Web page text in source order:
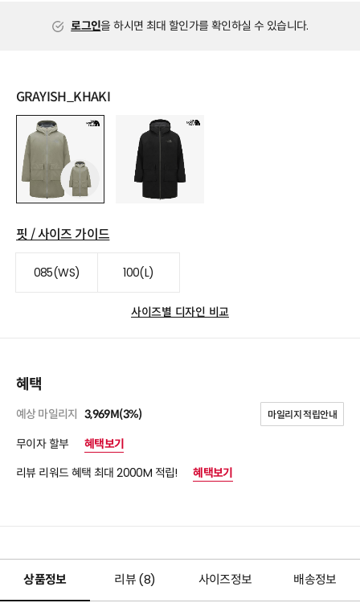
로그인을 하시면 최대 할인가를 확인하실 수 있습니다.
GRAYISH_KHAKI
핏 / 사이즈 가이드
085(WS) 100(L)
사이즈별 디자인 비교
혜택
예상 마일리지 3,969M(3%) 마일리지 적립안내
무이자 할부
혜택보기
리뷰 리워드 혜택 최대 2000M 적립!
혜택보기
상품정보 리뷰 (8) 사이즈정보 배송정보